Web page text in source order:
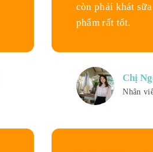
còn phải khát sữa
phẩm rất tốt.
Chị
Nhân